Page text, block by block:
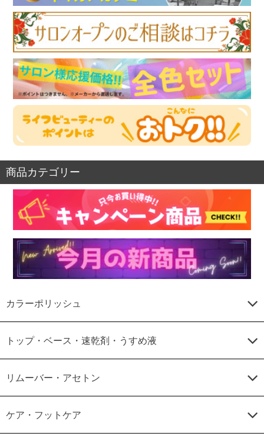
商品カテゴリー
カラーポリッシュ
トップ・ベース・速乾剤・うすめ液
リムーバー・アセトン
ケア・フットケア